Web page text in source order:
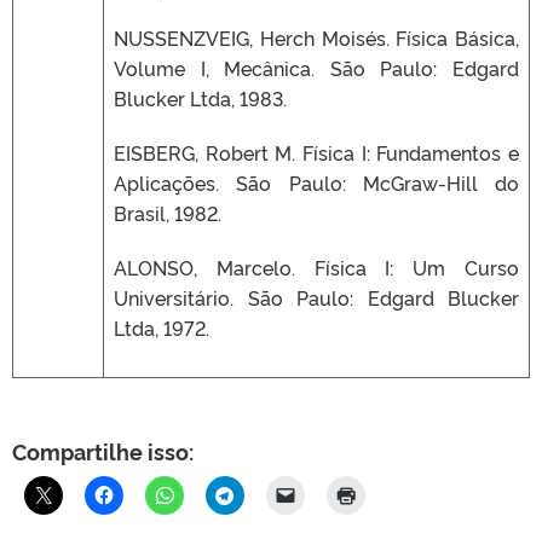
NUSSENZVEIG, Herch Moisés. Física Básica,
Volume I, Mecânica. São Paulo: Edgard
Blucker Ltda, 1983.
EISBERG, Robert M. Física I: Fundamentos e
Aplicações. São Paulo: McGraw-Hill do
Brasil, 1982.
ALONSO, Marcelo. Física I: Um Curso
Universitário. São Paulo: Edgard Blucker
Ltda, 1972.
Compartilhe isso: